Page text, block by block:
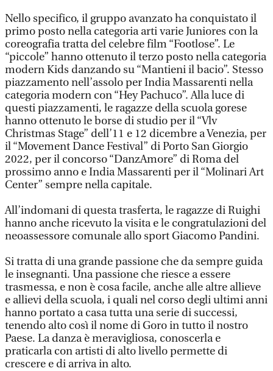
Nello specifico, il gruppo avanzato ha conquistato il
primo posto nella categoria arti varie Juniores con la
coreografia tratta del celebre film “Footlose”. Le
“piccole” hanno ottenuto il terzo posto nella categoria
modern Kids danzando su “Mantieni il bacio”. Stesso
piazzamento nell’assolo per India Massarenti nella
categoria modern con “Hey Pachuco”. Alla luce di
questi piazzamenti, le ragazze della scuola gorese
hanno ottenuto le borse di studio per il “Vlv
Christmas Stage” dell’11 e 12 dicembre a Venezia, per
il “Movement Dance Festival” di Porto San Giorgio
2022, per il concorso “DanzAmore” di Roma del
prossimo anno e India Massarenti per il “Molinari Art
Center” sempre nella capitale.
All’indomani di questa trasferta, le ragazze di Ruighi
hanno anche ricevuto la visita e le congratulazioni del
neoassessore comunale allo sport Giacomo Pandini.
Si tratta di una grande passione che da sempre guida
le insegnanti. Una passione che riesce a essere
trasmessa, e non è cosa facile, anche alle altre allieve
e allievi della scuola, i quali nel corso degli ultimi anni
hanno portato a casa tutta una serie di successi,
tenendo alto così il nome di Goro in tutto il nostro
Paese. La danza è meravigliosa, conoscerla e
praticarla con artisti di alto livello permette di
crescere e di arriva in alto.